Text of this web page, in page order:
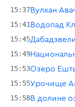
15:37Вулкан
15:41Водопад
15:45
15:49
15:53Озеро
15:55Урочище
15:58В долине